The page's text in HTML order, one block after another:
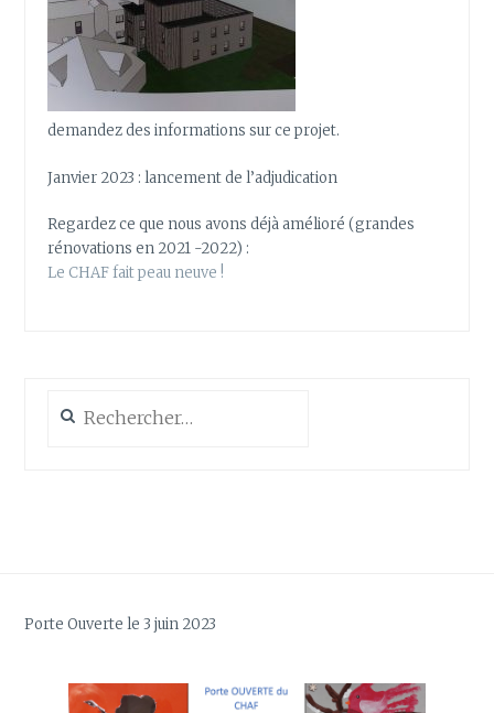
demandez des informations sur ce projet.
Janvier 2023 : lancement de l’adjudication
Regardez ce que nous avons déjà amélioré (grandes
rénovations en 2021 -2022) :
Le CHAF fait peau neuve !
Porte Ouverte le 3 juin 2023